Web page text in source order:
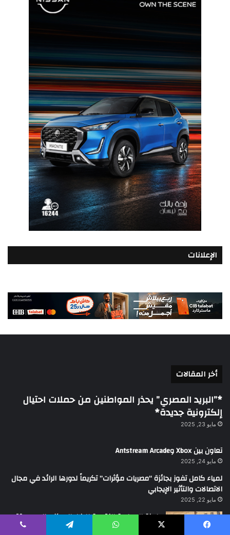
الإعلانات
أخر المقالات
*”البريد المصري” يحذر المواطنين من حملات احتيال
إلكترونية جديدة*
مايو 23, 2025
تعاون بين Xbox وAntstream Arcade
مايو 24, 2025
لمياء كامل تفوز بجائزة “مصريات مؤثرات” تكريماً لدورها الرائد في مجال
الاتصالات والتأثير الإيجابي
مايو 22, 2025
لجنة السياسة النقديـة للبنك المركزي المصرى تقرر
خفض أسعار العائد الأساسية بواقع 100 نقطة